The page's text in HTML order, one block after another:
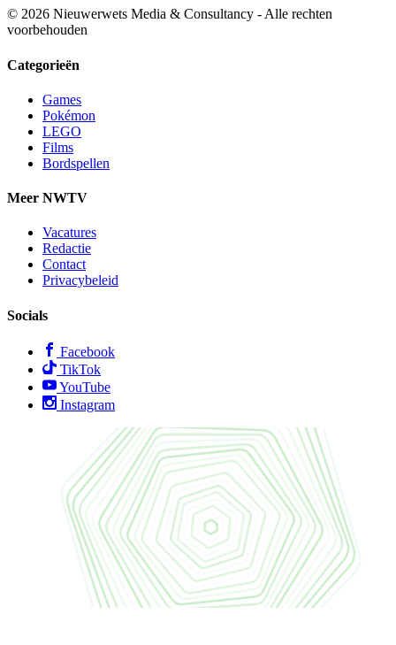
© 2026 Nieuwerwets Media & Consultancy - Alle rechten
voorbehouden
Categorieën
Games
Pokémon
LEGO
Films
Bordspellen
Meer NWTV
Vacatures
Redactie
Contact
Privacybeleid
Socials
Facebook
TikTok
YouTube
Instagram